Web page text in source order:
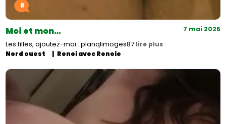
8
Moi et mon… 7 mai 2026
Les filles, ajoutez-moi : planqlimoges87 lire plus
Nord ouest
Renoi avec Renoie